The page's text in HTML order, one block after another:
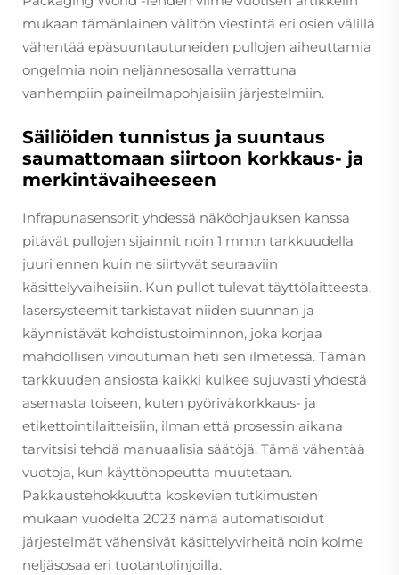
mukaan tämänlainen välitön viestintä eri osien välillä
vähentää epäsuuntautuneiden pullojen aiheuttamia
ongelmia noin neljännesosalla verrattuna
vanhempiin paineilmapohjaisiin järjestelmiin.
Säiliöiden tunnistus ja suuntaus
saumattomaan siirtoon korkkaus- ja
merkintävaiheeseen
Infrapunasensorit yhdessä näköohjauksen kanssa
pitävät pullojen sijainnit noin 1 mm:n tarkkuudella
juuri ennen kuin ne siirtyvät seuraaviin
käsittelyvaiheisiin. Kun pullot tulevat täyttölaitteesta,
lasersysteemit tarkistavat niiden suunnan ja
käynnistävät kohdistustoiminnon, joka korjaa
mahdollisen vinoutuman heti sen ilmetessä. Tämän
tarkkuuden ansiosta kaikki kulkee sujuvasti yhdestä
asemasta toiseen, kuten pyöriväkorkkaus- ja
etikettointilaitteisiin, ilman että prosessin aikana
tarvitsisi tehdä manuaalisia säätöjä. Tämä vähentää
vuotoja, kun käyttönopeutta muutetaan.
Pakkaustehokkuutta koskevien tutkimusten
mukaan vuodelta 2023 nämä automatisoidut
järjestelmät vähensivät käsittelyvirheitä noin kolme
neljäsosaa eri tuotantolinjoilla.